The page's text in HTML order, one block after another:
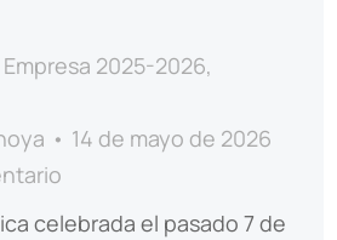
2025-2026,
14 de mayo de 2026
celebrada el pasado 7 de